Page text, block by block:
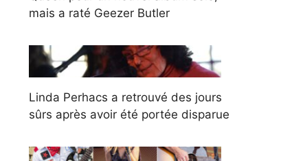
mais a raté Geezer Butler
Linda Perhacs a retrouvé des jours
sûrs après avoir été portée disparue